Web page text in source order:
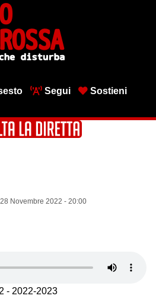
Segui
Sostieni
Novembre 2022 - 20:00
- 2022-2023